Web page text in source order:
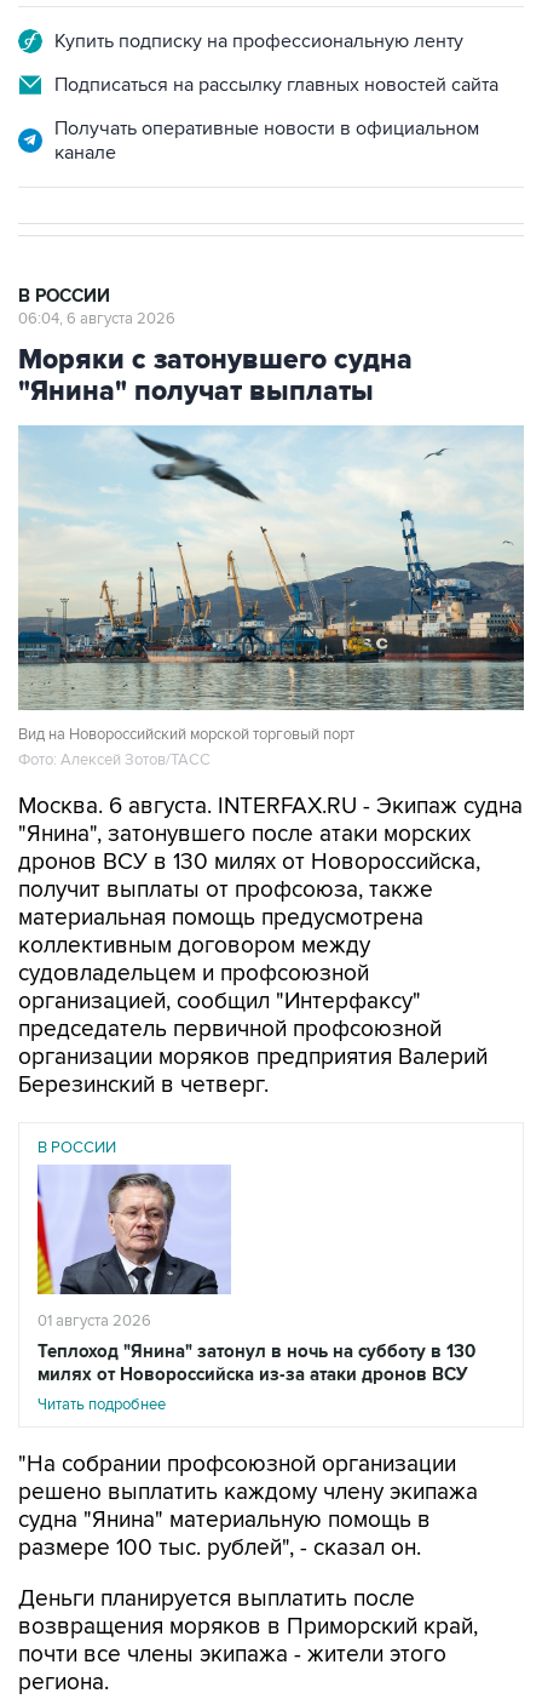
Купить подписку на профессиональную ленту
Подписаться на рассылку главных новостей сайта
Получать оперативные новости в официальном
канале
В РОССИИ
06:04, 6 августа 2026
Моряки с затонувшего судна
"Янина" получат выплаты
Вид на Новороссийский морской торговый порт
Фото: Алексей Зотов/ТАСС
Москва. 6 августа. INTERFAX.RU - Экипаж судна
"Янина", затонувшего после атаки морских
дронов ВСУ в 130 милях от Новороссийска,
получит выплаты от профсоюза, также
материальная помощь предусмотрена
коллективным договором между
судовладельцем и профсоюзной
организацией, сообщил "Интерфаксу"
председатель первичной профсоюзной
организации моряков предприятия Валерий
Березинский в четверг.
В РОССИИ
01 августа 2026
Теплоход "Янина" затонул в ночь на субботу в 130
милях от Новороссийска из-за атаки дронов ВСУ
Читать подробнее
"На собрании профсоюзной организации
решено выплатить каждому члену экипажа
судна "Янина" материальную помощь в
размере 100 тыс. рублей", - сказал он.
Деньги планируется выплатить после
возвращения моряков в Приморский край,
почти все члены экипажа - жители этого
региона.